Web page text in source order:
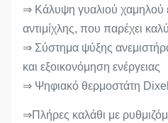
⇒ Κάλυψη γυαλιού χαμηλού
αντιμίχλης, που παρέχει
⇒ Σύστημα ψύξης
και εξοικονόμηση ενέργειας
⇒ Ψηφιακό θερμοστάτη
⇒Πλήρες καλάθι με